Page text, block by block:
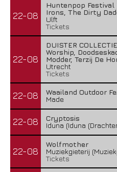
22-08
Huntenpop
Irons, The Dirty
Ulft
Tickets
22-08
DUISTER
Worship,
Modder, Terzij De
Utrecht
Tickets
22-08
Waailand Outdoor
Made
22-08
Cryptosis
Iduna (Iduna
22-08
Wolfmother
Muziekgieterij
Tickets